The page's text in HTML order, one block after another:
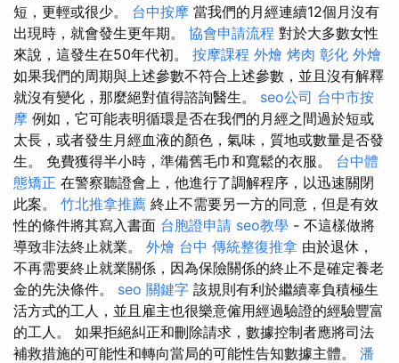
短，更輕或很少。 台中按摩 當我們的月經連續12個月沒有
出現時，就會發生更年期。 協會申請流程 對於大多數女性
來說，這發生在50年代初。 按摩課程 外燴 烤肉 彰化 外燴
如果我們的周期與上述參數不符合上述參數，並且沒有解釋
就沒有變化，那麼絕對值得諮詢醫生。 seo公司 台中市按
摩 例如，它可能表明循環是否在我們的月經之間過於短或
太長，或者發生月經血液的顏色，氣味，質地或數量是否發
生。 免費獲得半小時，準備舊毛巾和寬鬆的衣服。 台中體
態矯正 在警察聽證會上，他進行了調解程序，以迅速關閉
此案。 竹北推拿推薦 終止不需要另一方的同意，但是有效
性的條件將其寫入書面 台胞證申請 seo教學 - 不這樣做將
導致非法終止就業。 外燴 台中 傳統整復推拿 由於退休，
不再需要終止就業關係，因為保險關係的終止不是確定養老
金的先決條件。 seo 關鍵字 該規則有利於繼續辜負積極生
活方式的工人，並且雇主也很樂意僱用經過驗證的經驗豐富
的工人。 如果拒絕糾正和刪除請求，數據控制者應將司法
補救措施的可能性和轉向當局的可能性告知數據主體。 潘